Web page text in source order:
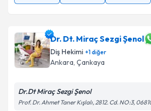
Dr. Dt. Miraç Sezgi Şenol
Diş Hekimi +1diğer
Ankara, Çankaya
Dr.Dt Miraç Sezgi Şenol
Prof. Dr. Ahmet Taner Kışlalı, 2812. Cd. NO:3,